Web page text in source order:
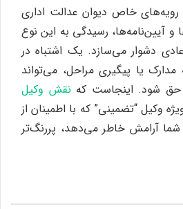
رویه‌های خاص دیوان عدالت اداری
آیین‌نامه‌ها، رسیدگی به این نوع
عادی دشوار می‌سازد. یک اشتباه در
مدارک یا پیگیری مراحل، می‌تواند
حق شود. اینجاست که نقش وکیل
وکیل “تضمینی” که با اطمینان از
آرامش خاطر می‌دهد، پررنگ‌تر